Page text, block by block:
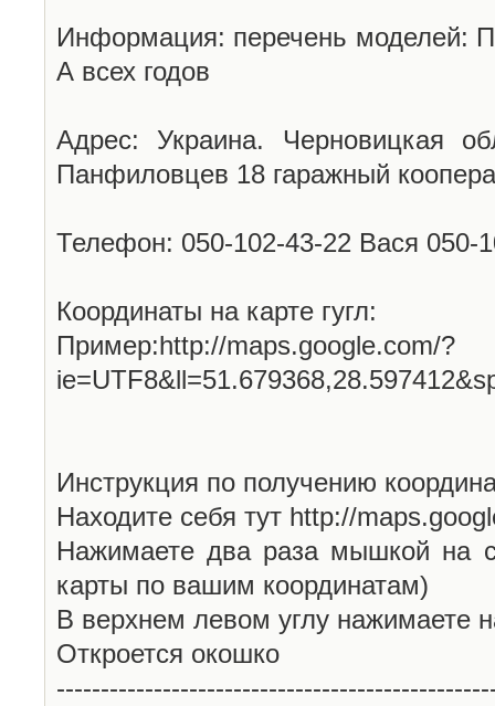
Информация: перечень моделей:
А всех годов
Адрес: Украина. Черновицкая
Панфиловцев 18 гаражный
Телефон: 050-102-43-22 Вася 050-
Координаты на карте гугл:
Пример:http://maps.google.com/?
Инструкция по получению
Находите себя тут http://
Нажимаете два раза мышкой на
карты по вашим координатам)
В верхнем левом углу нажимаете
Откроется окошко